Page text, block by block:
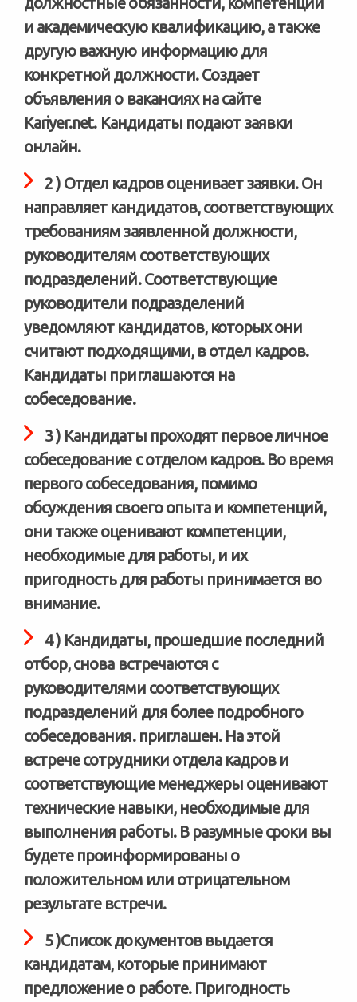
и академическую квалификацию, а также
другую важную информацию для
конкретной должности. Создает
объявления о вакансиях на сайте
Kariyer.net. Кандидаты подают заявки
онлайн.
2 ) Отдел кадров оценивает заявки. Он
направляет кандидатов, соответствующих
требованиям заявленной должности,
руководителям соответствующих
подразделений. Соответствующие
руководители подразделений
уведомляют кандидатов, которых они
считают подходящими, в отдел кадров.
Кандидаты приглашаются на
собеседование.
3 ) Кандидаты проходят первое личное
собеседование с отделом кадров. Во время
первого собеседования, помимо
обсуждения своего опыта и компетенций,
они также оценивают компетенции,
необходимые для работы, и их
пригодность для работы принимается во
внимание.
4 ) Кандидаты, прошедшие последний
отбор, снова встречаются с
руководителями соответствующих
подразделений для более подробного
собеседования. приглашен. На этой
встрече сотрудники отдела кадров и
соответствующие менеджеры оценивают
технические навыки, необходимые для
выполнения работы. В разумные сроки вы
будете проинформированы о
положительном или отрицательном
результате встречи.
5 )Список документов выдается
кандидатам, которые принимают
предложение о работе. Пригодность